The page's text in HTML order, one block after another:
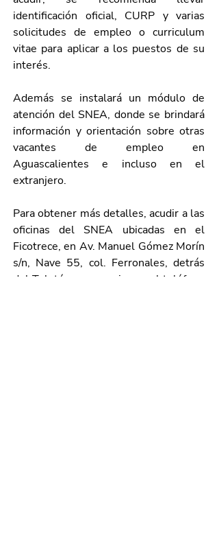
identificación oficial, CURP y varias
solicitudes de empleo o curriculum
vitae para aplicar a los puestos de su
interés.
Además se instalará un módulo de
atención del SNEA, donde se brindará
información y orientación sobre otras
vacantes de empleo en
Aguascalientes e incluso en el
extranjero.
Para obtener más detalles, acudir a las
oficinas del SNEA ubicadas en el
Ficotrece, en Av. Manuel Gómez Morín
s/n, Nave 55, col. Ferronales, detrás
del Teletón; o comunicarse
al teléfono